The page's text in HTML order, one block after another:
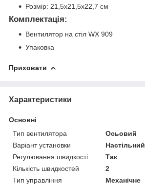
Розмір: 21,5х21,5х22,7 см
Комплектація:
Вентилятор на стіл WX 909
Упаковка
Приховати
Характеристики
Основні
Тип вентилятора
Осьовий
Варіант установки
Настільний
Регулювання швидкості
Так
Кількість швидкостей
2
Тип управління
Механічне